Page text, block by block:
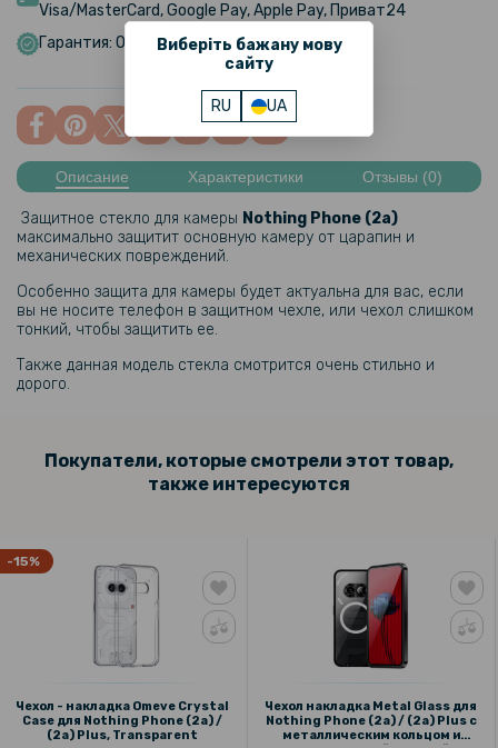
Виберіть бажану мову
сайту
RU UA
299 грн
Гидрогелевая пленка iNobi Matte для Nothing Phone (2a), Матовая
399 грн
Гидрогелевая пленка iNobi Privacy Matte для Nothing Phone (2a)
(Антишпион)
199 грн
Противоударная гидрогелевая пленка Hydrogel Film для Nothing
Гидрогелевая пленка iNobi Matte для Nothing Phone (2a) на заднюю
299 грн
Чехол накладка Ricco Black Panther Armor для Nothing Phone (2a) /
599 грн
Visa/MasterCard, Google Pay, Apple Pay, Приват24
Гарантия: Обмен/Возврат в течении 14 дней
Описание Характеристики Отзывы (0)
Защитное стекло для камеры Nothing Phone (2a)​​
максимально защитит основную камеру от царапин и
механических повреждений.
Особенно защита для камеры будет актуальна для вас, если
вы не носите телефон в защитном чехле, или чехол слишком
тонкий, чтобы защитить ее.
Также данная модель стекла смотрится очень стильно и
дорого.
Покупатели, которые смотрели этот товар,
также интересуются
-15%
Чехол - накладка Omeve Crystal
Case для Nothing Phone (2a) /
(2a) Plus, Transparent
Чехол накладка Metal Glass для
Nothing Phone (2a) / (2a) Plus с
металлическим кольцом и